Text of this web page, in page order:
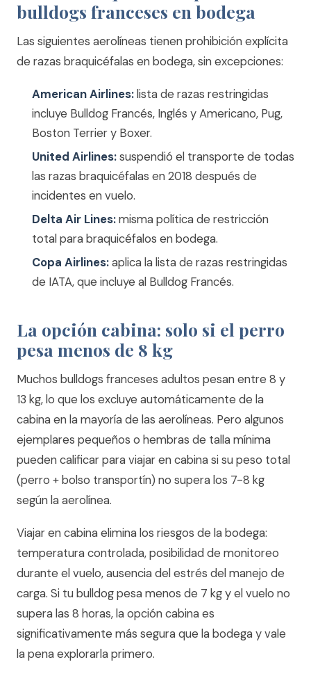
bulldogs franceses en bodega
Las siguientes aerolíneas tienen prohibición explícita
de razas braquicéfalas en bodega, sin excepciones:
American Airlines:lista de razas restringidas
incluye Bulldog Francés, Inglés y Americano, Pug,
Boston Terrier y Boxer.
United Airlines:suspendió el transporte de todas
las razas braquicéfalas en 2018 después de
incidentes en vuelo.
Delta Air Lines:misma política de restricción
total para braquicéfalos en bodega.
Copa Airlines:aplica la lista de razas restringidas
de IATA, que incluye al Bulldog Francés.
La opción cabina: solo si el perro
pesa menos de 8 kg
Muchos bulldogs franceses adultos pesan entre 8 y
13 kg, lo que los excluye automáticamente de la
cabina en la mayoría de las aerolíneas. Pero algunos
ejemplares pequeños o hembras de talla mínima
pueden calificar para viajar en cabina si su peso total
(perro + bolso transportín) no supera los 7-8 kg
según la aerolínea.
Viajar en cabina elimina los riesgos de la bodega:
temperatura controlada, posibilidad de monitoreo
durante el vuelo, ausencia del estrés del manejo de
carga. Si tu bulldog pesa menos de 7 kg y el vuelo no
supera las 8 horas, la opción cabina es
significativamente más segura que la bodega y vale
la pena explorarla primero.